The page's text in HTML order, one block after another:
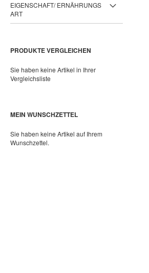
EIGENSCHAFT/ ERNÄHRUNGS
ART
PRODUKTE VERGLEICHEN
Sie haben keine Artikel in Ihrer
Vergleichsliste
MEIN WUNSCHZETTEL
Sie haben keine Artikel auf Ihrem
Wunschzettel.